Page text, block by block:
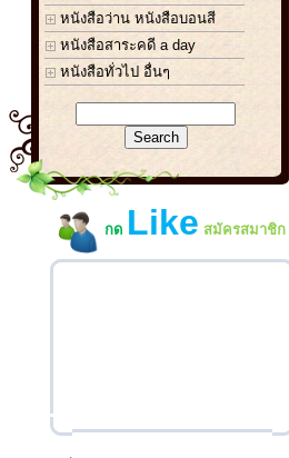
หนังสือว่าน หนังสือบอนสี
หนังสือสาระคดี a day
หนังสือทั่วไป อื่นๆ
กด Like สมัครสมาชิก